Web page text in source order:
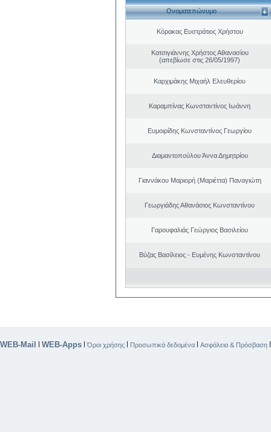
Ονοματεπώνυμο
Κόρακας Ευστράτιος Χρήστου
Κατσιγιάννης Χρήστος Αθανασίου
(απεβίωσε στις 26/05/1997)
Καρχιμάκης Μιχαήλ Ελευθερίου
Καραμπίνας Κωνσταντίνος Ιωάννη
Ευμοιρίδης Κωνσταντίνος Γεωργίου
Διαμαντοπούλου Άννα Δημητρίου
Γιαννάκου Μαριορή (Μαριέττα) Παναγιώτη
Γεωργιάδης Αθανάσιος Κωνσταντίνου
Γαρουφαλιάς Γεώργιος Βασιλείου
Βύζας Βασίλειος - Ευμένης Κωνσταντίνου
WEB-Mail | WEB-Apps |Όροι χρήσης | Προσωπικά δεδομένα | Ασφάλεια & Πρόσβαση